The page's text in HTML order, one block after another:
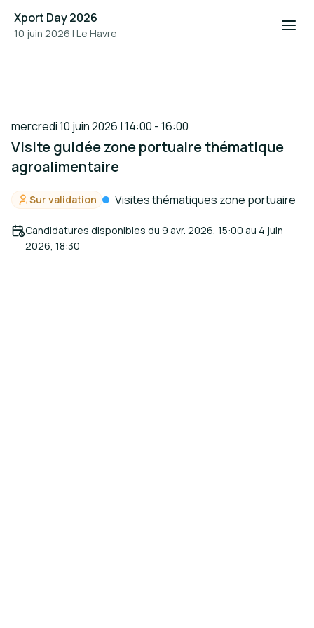
Xport Day 2026
10 juin 2026 | Le Havre
mercredi 10 juin 2026 | 14:00 - 16:00
Visite guidée zone portuaire thématique
agroalimentaire
Statut :
Sur validation Visites thématiques zone portuaire
Candidatures disponibles du 9 avr. 2026, 15:00 au 4 juin
2026, 18:30